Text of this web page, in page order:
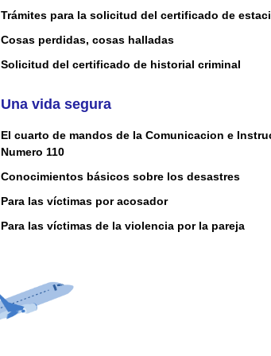
Trámites para la solicitud del certificado de
Cosas perdidas, cosas halladas
Solicitud del certificado de historial criminal
Una vida segura
El cuarto de mandos de la Comunicacion e
Numero 110
Conocimientos básicos sobre los desastres
Para las víctimas por acosador
Para las víctimas de la violencia por la pareja